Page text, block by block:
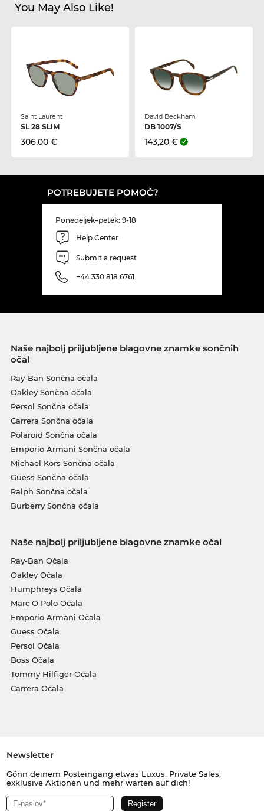
You May Also Like!
Saint Laurent
SL 28 SLIM
306,00 €
David Beckham
DB 1007/S
143,20 €
POTREBUJETE POMOČ?
Ponedeljek–petek: 9-18
Help Center
Submit a request
+44 330 818 6761
Naše najbolj priljubljene blagovne znamke sončnih
očal
Ray-Ban Sončna očala
Oakley Sončna očala
Persol Sončna očala
Carrera Sončna očala
Polaroid Sončna očala
Emporio Armani Sončna očala
Michael Kors Sončna očala
Guess Sončna očala
Ralph Sončna očala
Burberry Sončna očala
Naše najbolj priljubljene blagovne znamke očal
Ray-Ban Očala
Oakley Očala
Humphreys Očala
Marc O Polo Očala
Emporio Armani Očala
Guess Očala
Persol Očala
Boss Očala
Tommy Hilfiger Očala
Carrera Očala
Newsletter
Gönn deinem Posteingang etwas Luxus. Private Sales,
exklusive Aktionen und mehr warten auf dich!